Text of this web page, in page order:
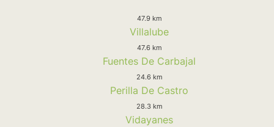
47.9 km
Villalube
47.6 km
Fuentes De Carbajal
24.6 km
Perilla De Castro
28.3 km
Vidayanes